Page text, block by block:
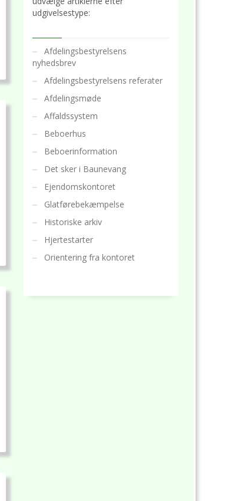
udgivelsestype:
Afdelingsbestyrelsens
nyhedsbrev
Afdelingsbestyrelsens referater
Afdelingsmøde
Affaldssystem
Beboerhus
Beboerinformation
Det sker i Baunevang
Ejendomskontoret
Glatførebekæmpelse
Historiske arkiv
Hjertestarter
Orientering fra kontoret